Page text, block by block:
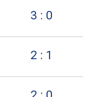
3 : 0
2 : 1